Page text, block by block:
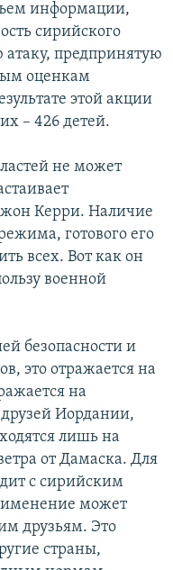
информации,
сирийского
атаку, предпринятую
оценкам
этой акции
– 426 детей.
не может
Керри. Наличие
готового его
всех. Вот как он
военной
безопасности и
это отражается на
на
Иордании,
лишь на
от Дамаска. Для
с сирийским
может
друзьям. Это
страны,